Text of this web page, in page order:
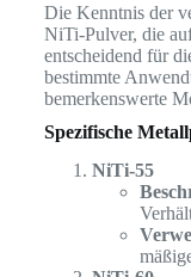
Die Kenntnis der
NiTi-Pulver, die
entscheidend für
bestimmte
bemerkenswerte
Spezifische
NiTi-55